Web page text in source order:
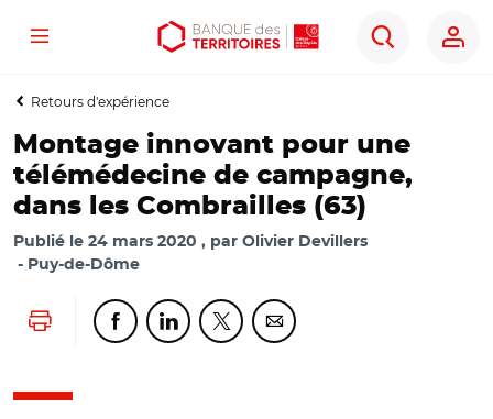
Aller
contenu
Aller
menu
Ouvrir
outils
Menu
Rechercher
Retours d'expérience
Montage innovant pour une
télémédecine de campagne,
dans les Combrailles (63)
Publié le 24 mars 2020 par Olivier Devillers
Puy-de-Dôme
Lancer l'impressionPartager cette page sur Facebook
Partager cette page sur Linkedin
Partager cette page sur Twitter
Partager cette page sur